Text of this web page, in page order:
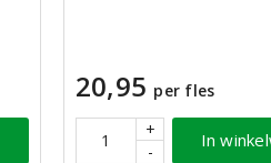
20,95 per fles
+
-
In